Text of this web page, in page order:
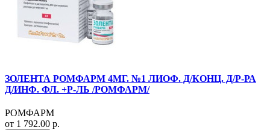
ЗОЛЕНТА РОМФАРМ 4МГ. №1 ЛИОФ. Д/КОНЦ. Д/Р-РА
Д/ИНФ. ФЛ. +Р-ЛЬ /РОМФАРМ/
РОМФАРМ
от 1 792.00 р.